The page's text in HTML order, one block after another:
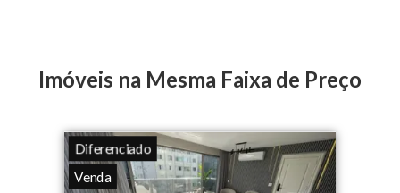
Imóveis na Mesma Faixa de Preço
Diferenciado
Venda